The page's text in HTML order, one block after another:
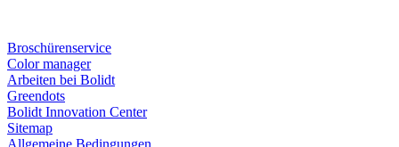
Broschürenservice
Color manager
Arbeiten bei Bolidt
Greendots
Bolidt Innovation Center
Sitemap